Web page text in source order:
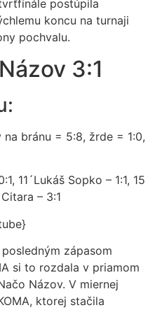
postúpila
koncu na turnaji
pochvalu.
3:1
bránu = 5:8, žrde = 1:0,
11´Lukáš Sopko – 1:1, 15
– 3:1
zápasom
si to rozdala v priamom
Názov. V miernej
ktorej stačila